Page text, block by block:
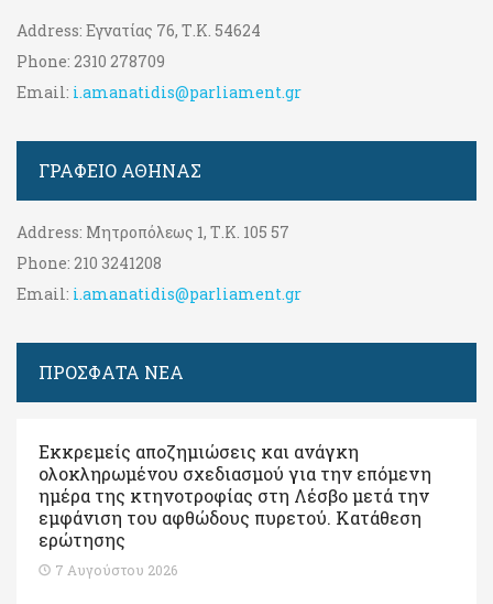
Address: Εγνατίας 76, Τ.Κ. 54624
Phone: 2310 278709
Email: i.amanatidis@parliament.gr
ΓΡΑΦΕΊΟ ΑΘΉΝΑΣ
Address: Μητροπόλεως 1, Τ.Κ. 105 57
Phone: 210 3241208
Email: i.amanatidis@parliament.gr
ΠΡΟΣΦΑΤΑ ΝΕΑ
Εκκρεμείς αποζημιώσεις και ανάγκη
ολοκληρωμένου σχεδιασμού για την επόμενη
ημέρα της κτηνοτροφίας στη Λέσβο μετά την
εμφάνιση του αφθώδους πυρετού. Kατάθεση
ερώτησης
7 Αυγούστου 2026